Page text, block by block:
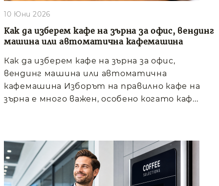
Как да изберем кафе на зърна за офис, вендинг
машина или автоматична кафемашина
10 Юни 2026
Как да изберем кафе на зърна за офис,
вендинг машина или автоматична
кафемашина Изборът на правилно кафе на
зърна е много важен, особено когато каф...